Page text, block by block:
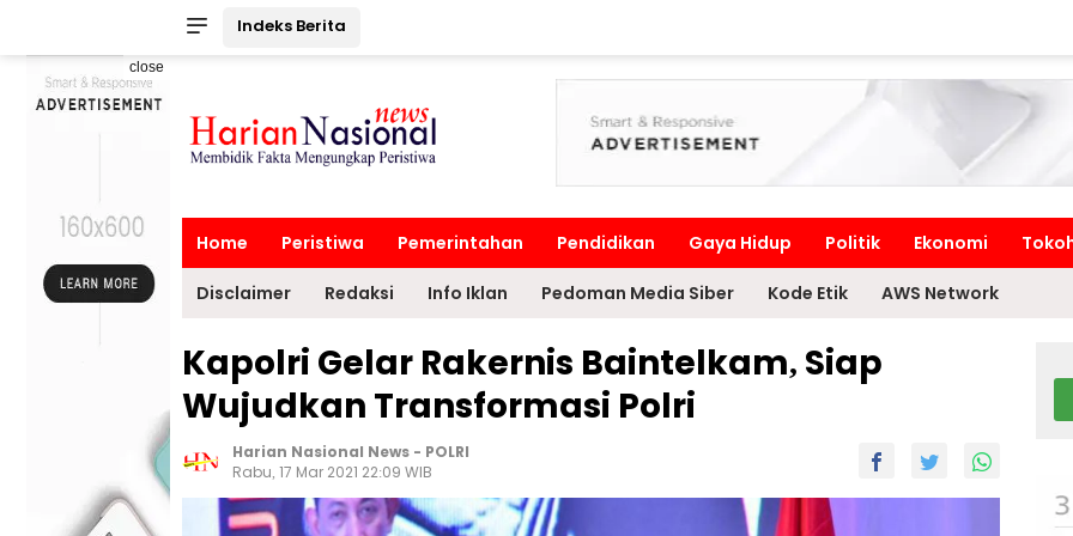
Indeks Berita
close
Home Peristiwa Pemerintahan Pendidikan Gaya Hidup Politik Ekonomi
Disclaimer Redaksi Info Iklan Pedoman Media Siber Kode Etik AWS Network
Kapolri Gelar Rakernis Baintelkam, Siap
Wujudkan Transformasi Polri
Harian Nasional News - POLRI
Rabu, 17 Mar 2021 22:09 WIB